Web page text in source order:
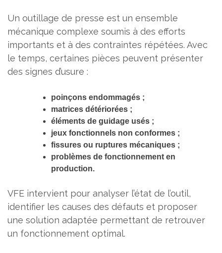
Un outillage de presse est un ensemble
mécanique complexe soumis à des efforts
importants et à des contraintes répétées. Avec
le temps, certaines pièces peuvent présenter
des signes d’usure :
poinçons endommagés ;
matrices détériorées ;
éléments de guidage usés ;
jeux fonctionnels non conformes ;
fissures ou ruptures mécaniques ;
problèmes de fonctionnement en
production.
VFE intervient pour analyser l’état de l’outil,
identifier les causes des défauts et proposer
une solution adaptée permettant de retrouver
un fonctionnement optimal.